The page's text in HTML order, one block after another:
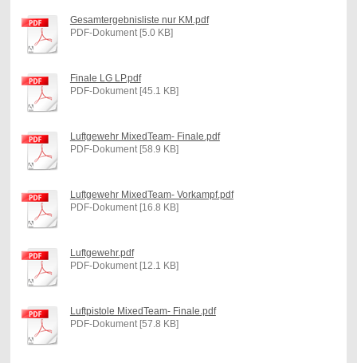
Gesamtergebnisliste nur KM.pdf
PDF-Dokument [5.0 KB]
Finale LG LP.pdf
PDF-Dokument [45.1 KB]
Luftgewehr MixedTeam- Finale.pdf
PDF-Dokument [58.9 KB]
Luftgewehr MixedTeam- Vorkampf.pdf
PDF-Dokument [16.8 KB]
Luftgewehr.pdf
PDF-Dokument [12.1 KB]
Luftpistole MixedTeam- Finale.pdf
PDF-Dokument [57.8 KB]